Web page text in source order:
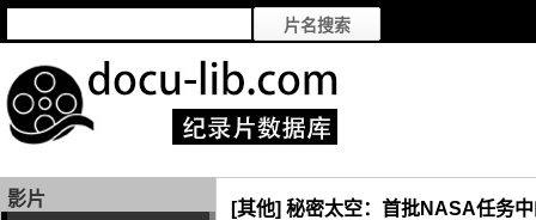
影片
[其他] 秘密太空：首批NASA任务